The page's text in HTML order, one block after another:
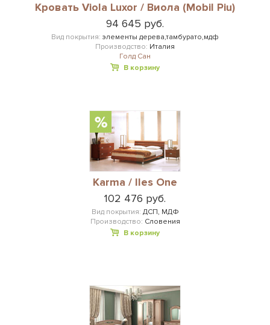
Кровать Viola Luxor / Виола (Mobil Piu)
94 645 руб.
Вид покрытия: элементы дерева,тамбурато,мдф
Производство: Италия
Голд Сан
В корзину
Karma / Iles One
102 476 руб.
Вид покрытия: ДСП, МДФ
Производство: Словения
В корзину